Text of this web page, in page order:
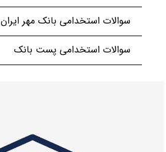
سوالات استخدامی بانک مهر ایران
سوالات استخدامی پست بانک